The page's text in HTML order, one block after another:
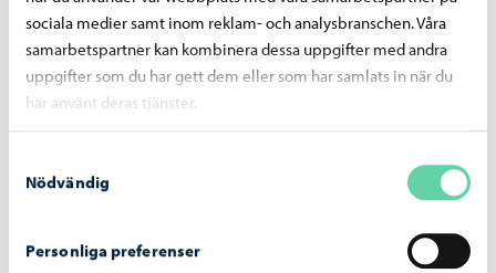
sociala medier samt inom reklam- och analysbranschen. Våra
samarbetspartner kan kombinera dessa uppgifter med andra
uppgifter som du har gett dem eller som har samlats in när du
har använt deras tjänster.
Nödvändig
Personliga preferenser
I de övriga ärendena beslutade stadsstyrelsen enhälligt
enligt beslutsförslagen.